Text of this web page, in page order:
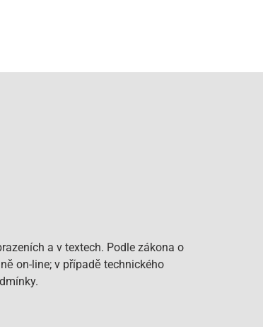
a v textech. Podle zákona o
on-line; v případě technického